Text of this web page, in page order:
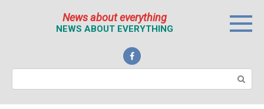
News about everything
NEWS ABOUT EVERYTHING
Поиск: